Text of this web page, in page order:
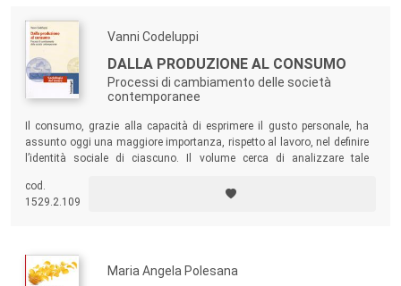
Vanni Codeluppi
DALLA PRODUZIONE AL CONSUMO
Processi di cambiamento delle società
contemporanee
Il consumo, grazie alla capacità di esprimere il gusto personale, ha
assunto oggi una maggiore importanza, rispetto al lavoro, nel definire
l’identità sociale di ciascuno. Il volume cerca di analizzare tale
sono stati sviluppati nel campo della ricerca sociologica sul consumo.
cod.
1529.2.109
Maria Angela Polesana